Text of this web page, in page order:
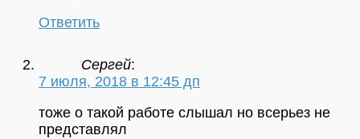
Ответить
Сергей:
7 июля, 2018 в 12:45 дп
тоже о такой работе слышал но всерьез не
представлял